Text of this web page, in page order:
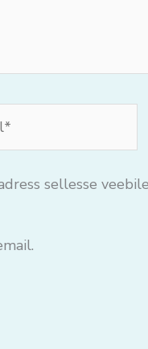
sellesse